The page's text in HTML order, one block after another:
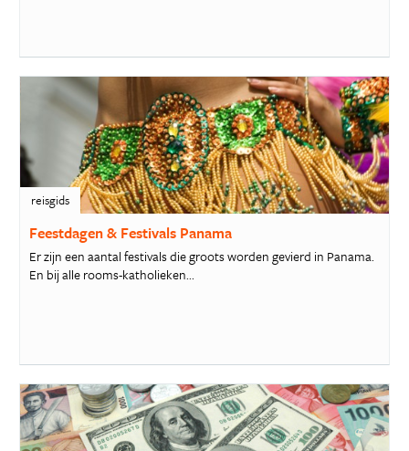
reisgids
Feestdagen & Festivals Panama
Er zijn een aantal festivals die groots worden gevierd in Panama.
En bij alle rooms-katholieken...